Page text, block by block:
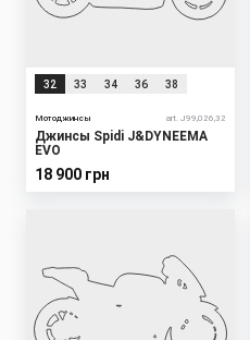
32 33 34 36 38
Мотоджинсы art. J99,026,32
Джинсы Spidi J&DYNEEMA
EVO
18 900 грн